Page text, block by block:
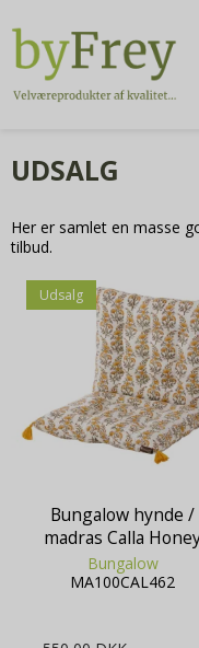
UDSALG
Her er samlet en masse
tilbud.
Udsalg
Bungalow hynde /
madras Calla
Bungalow
MA100CAL462